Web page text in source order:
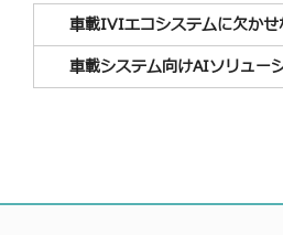
車載IVIエコシステムに欠か
車載システム向けAIソリュー